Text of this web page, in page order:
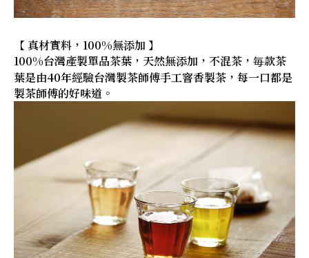
【 真材實料，100%無添加 】
100%台灣產製單品茶葉，天然無添加，不混茶，毎款茶
葉是由40年經驗台灣製茶師傅手工窨香製茶，每一口都是
製茶師傅的好味道。